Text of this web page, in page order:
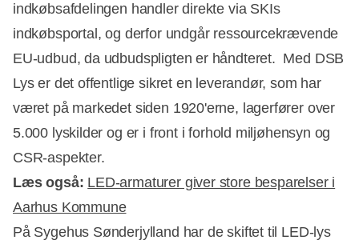
indkøbsafdelingen handler direkte via SKIs
indkøbsportal, og derfor undgår ressourcekrævende
EU-udbud, da udbudspligten er håndteret. Med DSB
Lys er det offentlige sikret en leverandør, som har
været på markedet siden 1920'erne, lagerfører over
5.000 lyskilder og er i front i forhold miljøhensyn og
CSR-aspekter.
Læs også: LED-armaturer giver store besparelser i
Aarhus Kommune
På Sygehus Sønderjylland har de skiftet til LED-lys